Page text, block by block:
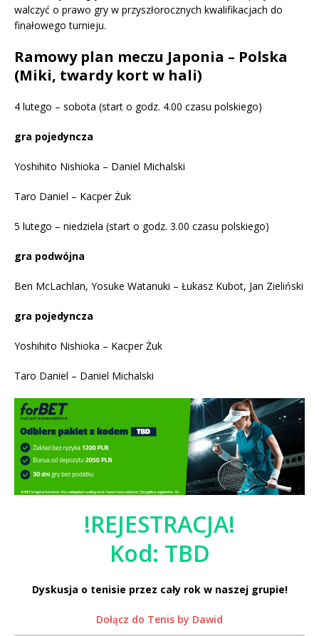
walczyć o prawo gry w przyszłorocznych kwalifikacjach do
finałowego turnieju.
Ramowy plan meczu Japonia – Polska
(Miki, twardy kort w hali)
4 lutego – sobota (start o godz. 4.00 czasu polskiego)
gra pojedyncza
Yoshihito Nishioka – Daniel Michalski
Taro Daniel – Kacper Żuk
5 lutego – niedziela (start o godz. 3.00 czasu polskiego)
gra podwójna
Ben McLachlan, Yosuke Watanuki – Łukasz Kubot, Jan Zieliński
gra pojedyncza
Yoshihito Nishioka – Kacper Żuk
Taro Daniel – Daniel Michalski
!REJESTRACJA!
Kod: TBD
Dyskusja o tenisie przez cały rok w naszej grupie!
Dołącz do Tenis by Dawid